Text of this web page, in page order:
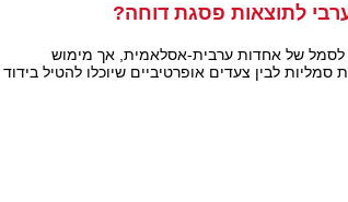
לתוצאות פסגת דוחה?
של אחדות ערבית-אסלאמית, אך מימוש
לבין צעדים אופרטיביים שיוכלו להטיל בידוד